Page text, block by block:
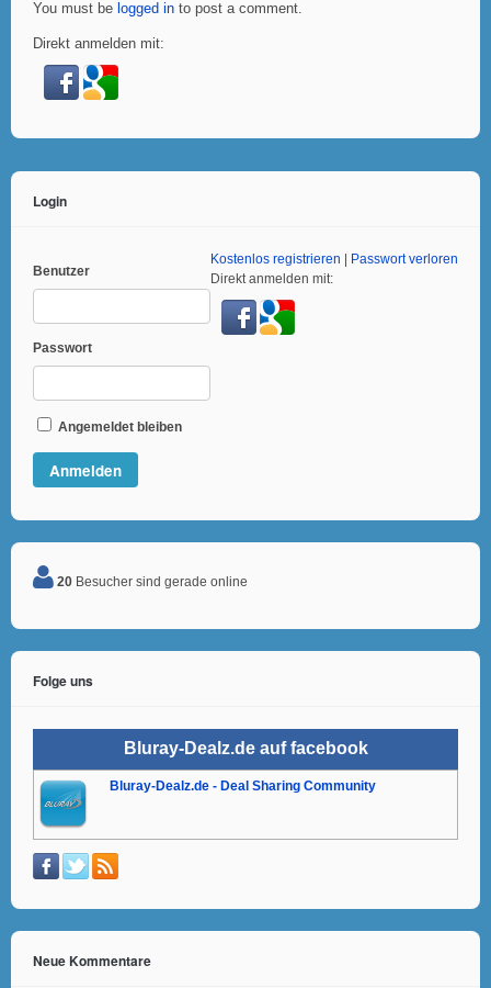
You must be logged in to post a comment.
Direkt anmelden mit:
Login
Benutzer
Passwort
Angemeldet bleiben
Kostenlos registrieren
Passwort verloren
Direkt anmelden mit:
20 Besucher sind gerade online
Folge uns
Bluray-Dealz.de auf facebook
Bluray-Dealz.de - Deal Sharing Community
Neue Kommentare